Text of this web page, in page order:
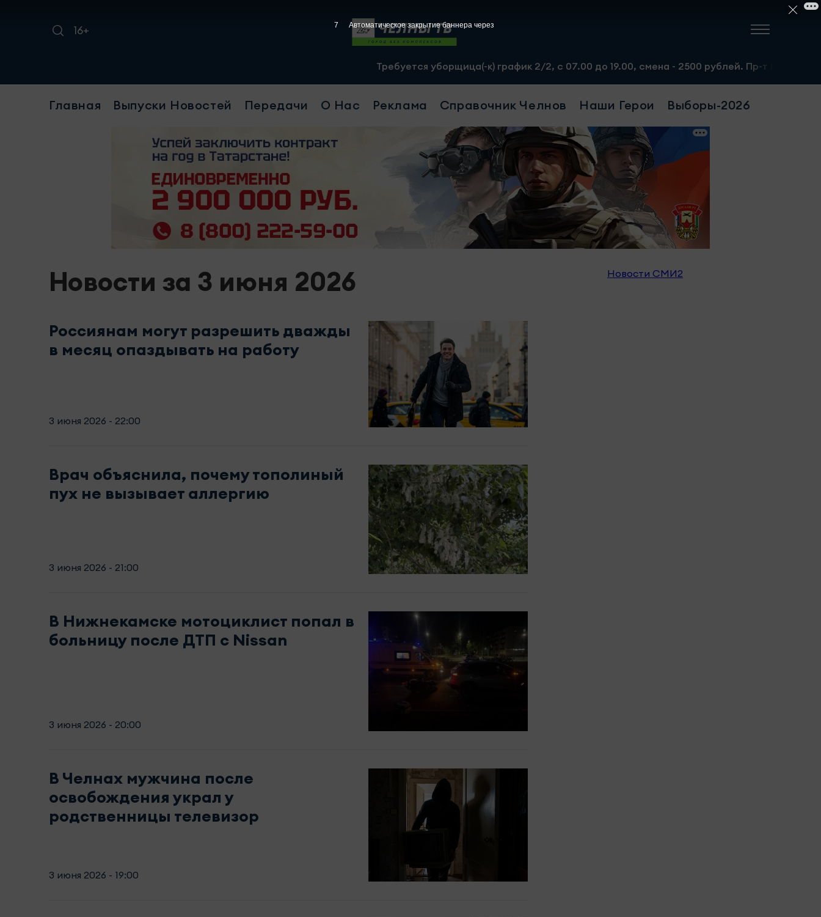
16+
Требуется уборщица(-к) график 2/2, с 07.00 до 19.00, смена - 2500 рублей. Пр-т
Главная Выпуски Новостей Передачи О Нас Реклама Справочник Челнов Наши Герои Выборы-2026
Новости за 3 июня 2026
Россиянам могут разрешить дважды
в месяц опаздывать на работу
3 июня 2026 - 22:00
Врач объяснила, почему тополиный
пух не вызывает аллергию
3 июня 2026 - 21:00
В Нижнекамске мотоциклист попал в
больницу после ДТП с Nissan
3 июня 2026 - 20:00
В Челнах мужчина после
освобождения украл у
родственницы телевизор
3 июня 2026 - 19:00
Новости СМИ2
6 Автоматическое закрытие баннера через